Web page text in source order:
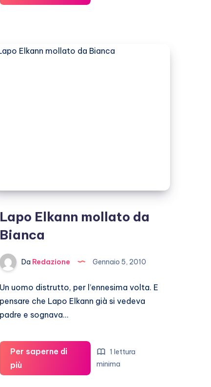
Elkann
sua
Lapo Elkann mollato da
Bianca
Da Redazione Gennaio 5, 2010
Un uomo distrutto, per l’ennesima volta. E
pensare che Lapo Elkann già si vedeva
padre e sognava…
Per saperne di
piùLapo
Elkann
1 lettura
minima